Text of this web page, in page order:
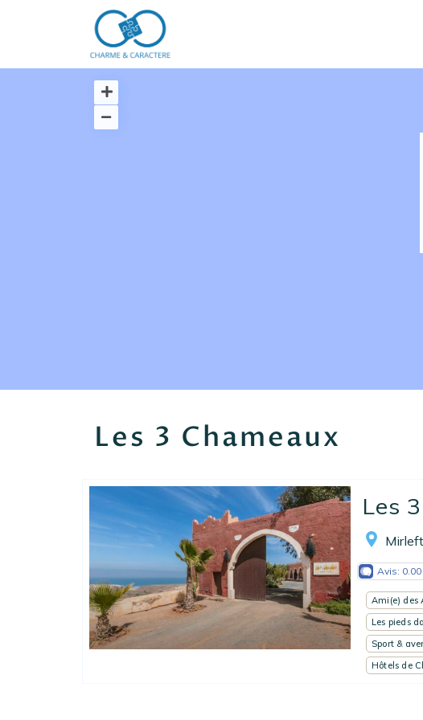
Les 3 Chameaux
Les
Mirleft
Avis: 0.00
Ami(e) des
Les pieds
Sport &
Hôtels de